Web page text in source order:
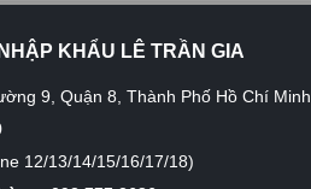
KHẨU LÊ TRẦN GIA
9, Quận 8, Thành Phố Hồ Chí Minh
12/13/14/15/16/17/18)